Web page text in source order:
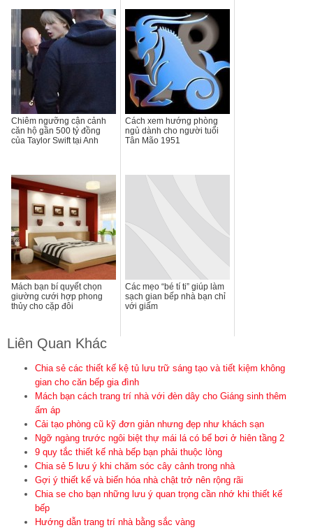
Chiêm ngưỡng cận cảnh
căn hộ gần 500 tỷ đồng
của Taylor Swift tại Anh
Cách xem hướng phòng
ngủ dành cho người tuổi
Tân Mão 1951
Mách bạn bí quyết chọn
giường cưới hợp phong
thủy cho cặp đôi
Các mẹo “bé tí ti” giúp làm
sạch gian bếp nhà bạn chỉ
với giấm
Liên Quan Khác
Chia sẻ các thiết kế kệ tủ lưu trữ sáng tạo và tiết kiệm không
gian cho căn bếp gia đình
Mách bạn cách trang trí nhà với đèn dây cho Giáng sinh thêm
ấm áp
Cải tạo phòng cũ kỹ đơn giản nhưng đẹp như khách sạn
Ngỡ ngàng trước ngôi biệt thự mái lá có bể bơi ở hiên tầng 2
9 quy tắc thiết kế nhà bếp bạn phải thuộc lòng
Chia sẻ 5 lưu ý khi chăm sóc cây cảnh trong nhà
Gợi ý thiết kế và biến hóa nhà chật trở nên rộng rãi
Chia se cho bạn những lưu ý quan trọng cần nhớ khi thiết kế
bếp
Hướng dẫn trang trí nhà bằng sắc vàng